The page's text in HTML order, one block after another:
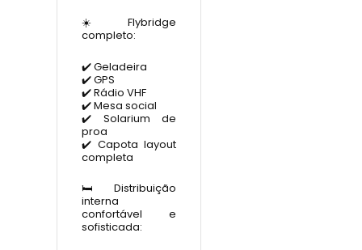
☀️ Flybridge
completo:
✔️ Geladeira
✔️ GPS
✔️ Rádio VHF
✔️ Mesa social
✔️ Solarium de
proa
✔️ Capota layout
completa
🛏️ Distribuição
interna
confortável e
sofisticada: